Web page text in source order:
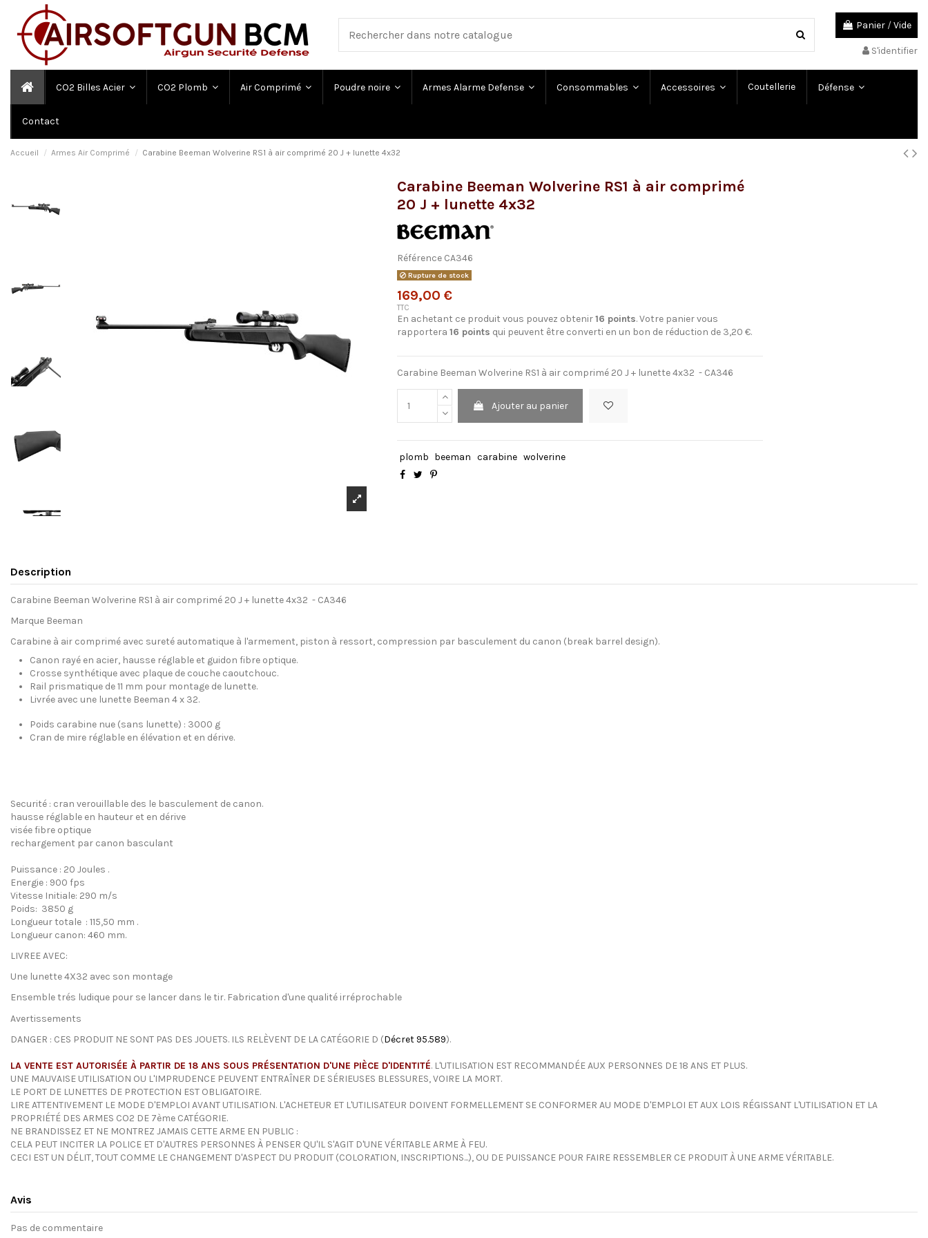
Panier /Vide
S'identifier
CO2 Billes Acier CO2 Plomb Air Comprimé Poudre noire Armes Alarme Defense Consommables Accessoires Coutellerie Défense
Contact
Accueil Armes Air Comprimé Carabine Beeman Wolverine RS1 à air comprimé 20 J + lunette 4x32
Carabine Beeman Wolverine RS1 à air comprimé
20 J + lunette 4x32
Référence CA346
Rupture de stock
169,00 €
TTC
En achetant ce produit vous pouvez obtenir16 points. Votre panier vous
rapportera 16 points qui peuvent être converti en un bon de réduction de 3,20 €.
Carabine Beeman Wolverine RS1 à air comprimé 20 J + lunette 4x32 - CA346
Ajouter au panier
plomb beeman carabine wolverine
Description
Carabine Beeman Wolverine RS1 à air comprimé 20 J + lunette 4x32 - CA346
Marque Beeman
Carabine à air comprimé avec sureté automatique à l'armement, piston à ressort, compression par basculement du canon (break barrel design).
Canon rayé en acier, hausse réglable et guidon fibre optique.
Crosse synthétique avec plaque de couche caoutchouc.
Rail prismatique de 11 mm pour montage de lunette.
Livrée avec une lunette Beeman 4 x 32.
Poids carabine nue (sans lunette) : 3000 g
Cran de mire réglable en élévation et en dérive.
Securité : cran verouillable des le basculement de canon.
hausse réglable en hauteur et en dérive
visée fibre optique
rechargement par canon basculant
Puissance : 20 Joules .
Energie : 900 fps
Vitesse Initiale: 290 m/s
Poids: 3850 g
Longueur totale : 115,50 mm .
Longueur canon: 460 mm.
LIVREE AVEC:
Une lunette 4X32 avec son montage
Ensemble trés ludique pour se lancer dans le tir. Fabrication d'une qualité irréprochable
Avertissements
DANGER : CES PRODUIT NE SONT PAS DES JOUETS. ILS RELÈVENT DE LA CATÉGORIE D (Décret 95.589).
LA VENTE EST AUTORISÉE À PARTIR DE 18 ANS SOUS PRÉSENTATION D'UNE PIÈCE D'IDENTITÉ. L'UTILISATION EST RECOMMANDÉE AUX PERSONNES DE 18 ANS ET PLUS.
UNE MAUVAISE UTILISATION OU L'IMPRUDENCE PEUVENT ENTRAÎNER DE SÉRIEUSES BLESSURES, VOIRE LA MORT.
LE PORT DE LUNETTES DE PROTECTION EST OBLIGATOIRE.
LIRE ATTENTIVEMENT LE MODE D'EMPLOI AVANT UTILISATION. L'ACHETEUR ET L'UTILISATEUR DOIVENT FORMELLEMENT SE CONFORMER AU MODE D'EMPLOI ET AUX LOIS RÉGISSANT L'UTILISATION ET LA
PROPRIÉTÉ DES ARMES CO2 DE 7ème CATÉGORIE.
NE BRANDISSEZ ET NE MONTREZ JAMAIS CETTE ARME EN PUBLIC :
CELA PEUT INCITER LA POLICE ET D'AUTRES PERSONNES À PENSER QU'IL S'AGIT D'UNE VÉRITABLE ARME À FEU.
CECI EST UN DÉLIT, TOUT COMME LE CHANGEMENT D'ASPECT DU PRODUIT (COLORATION, INSCRIPTIONS...), OU DE PUISSANCE POUR FAIRE RESSEMBLER CE PRODUIT À UNE ARME VÉRITABLE.
Avis
Pas de commentaire